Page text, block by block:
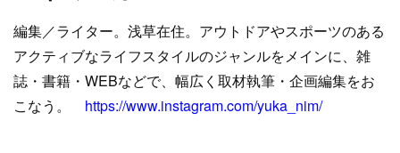
編集／ライター。浅草在住。アウトドアやスポーツのある
アクティブなライフスタイルのジャンルをメインに、雑
誌・書籍・WEBなどで、幅広く取材執筆・企画編集をお
こなう。 https://www.instagram.com/yuka_nim/